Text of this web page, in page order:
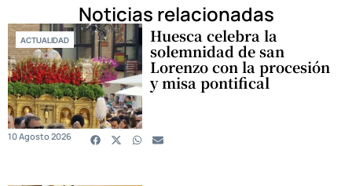
Noticias relacionadas
ACTUALIDAD Huesca celebra la
solemnidad de san
Lorenzo con la procesión
y misa pontifical
10 Agosto 2026